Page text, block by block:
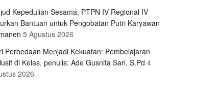
Kepedulian Sesama, PTPN IV Regional IV
Bantuan untuk Pengobatan Putri Karyawan
5 Agustus 2026
Perbedaan Menjadi Kekuatan: Pembelajaran
di Kelas, penulis: Ade Gusnita Sari, S.Pd 4
2026